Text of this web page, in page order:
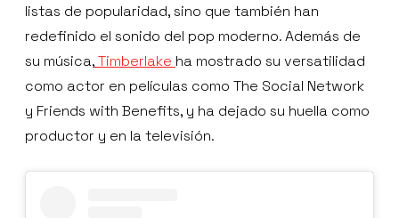
listas de popularidad, sino que también han
redefinido el sonido del pop moderno. Además de
su música,Timberlake ha mostrado su versatilidad
como actor en películas como The Social Network
y Friends with Benefits, y ha dejado su huella como
productor y en la televisión.